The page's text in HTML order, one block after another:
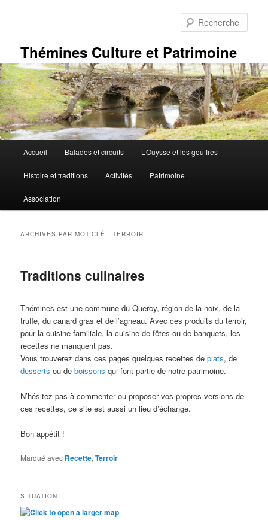
Thémines Culture et Patrimoine
principal
Accueil Balades et circuits L’Ouysse et les gouffres
Histoire et traditions Activités Patrimoine
Association
ARCHIVES PAR MOT-CLÉ :TERROIR
Traditions culinaires
Thémines est une commune du Quercy, région de la noix, de la
truffe, du canard gras et de l’agneau. Avec ces produits du terroir,
pour la cuisine familiale, la cuisine de fêtes ou de banquets, les
recettes ne manquent pas.
Vous trouverez dans ces pages quelques recettes deplats, de
desserts ou deboissons qui font partie de notre patrimoine.
N’hésitez pas à commenter ou proposer vos propres versions de
ces recettes, ce site est aussi un lieu d’échange.
Bon appétit !
Marqué avec Recette,Terroir
SITUATION